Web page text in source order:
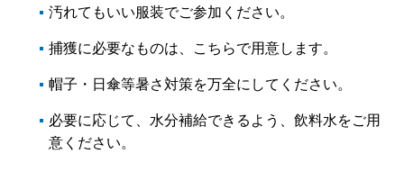
汚れてもいい服装でご参加ください。
捕獲に必要なものは、こちらで用意します。
帽子・日傘等暑さ対策を万全にしてください。
必要に応じて、水分補給できるよう、飲料水をご用
意ください。